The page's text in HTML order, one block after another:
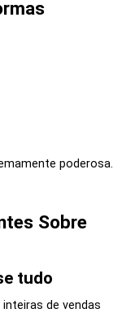
poderosa.
Sobre
tudo
de vendas